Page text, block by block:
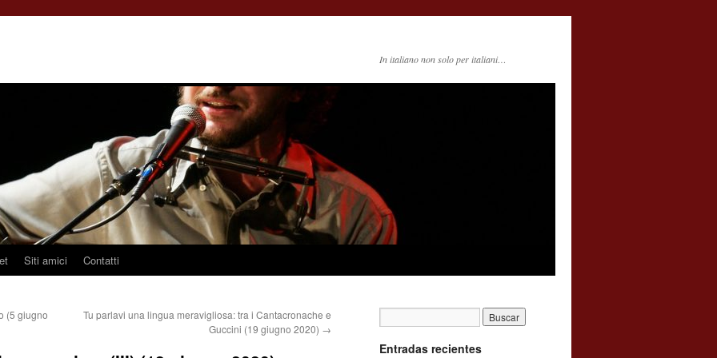
In italiano non solo per italiani…
Siti amici Contatti
(5 giugno
Tu parlavi una lingua meravigliosa: tra i Cantacronache e
Guccini (19 giugno 2020) →
Entradas recientes